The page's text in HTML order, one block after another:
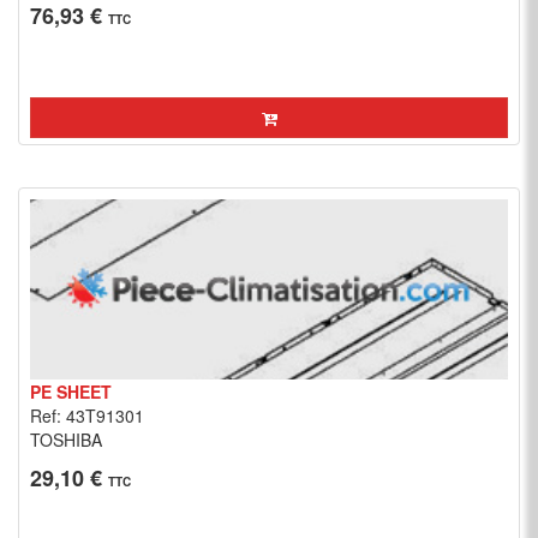
76,93 € TTC
PE SHEET
Ref: 43T91301
TOSHIBA
29,10 € TTC